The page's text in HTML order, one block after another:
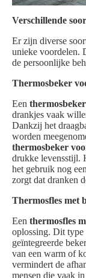
Verschillende
Er zijn diverse
unieke voordelen.
de persoonlijke
Thermosbeker
Een
drankjes vaak
Dankzij het
worden
thermosbeker
drukke levensstijl.
het gebruik nog
zorgt dat dranken
Thermosfles met
Een thermosfles
oplossing. Dit type
geïntegreerde
van een warm of
vermindert de
mensen die vaak